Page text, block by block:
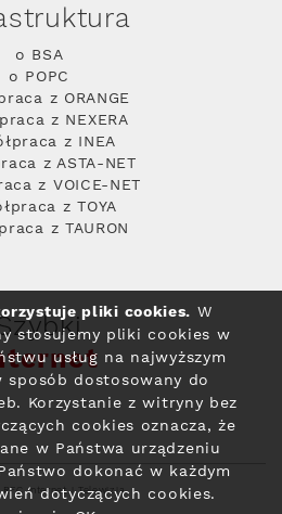
o BSA
o POPC
z ORANGE
z NEXERA
z INEA
z ASTA-NET
z VOICE-NET
z TOYA
z TAURON
Internet i Telewizja
pliki cookies. W
stosujemy pliki cookies w
usług na najwyższym
dostosowany do
Korzystanie z witryny bez
cookies oznacza, że
w Państwa urządzeniu
dokonać w każdym
dotyczących cookies.